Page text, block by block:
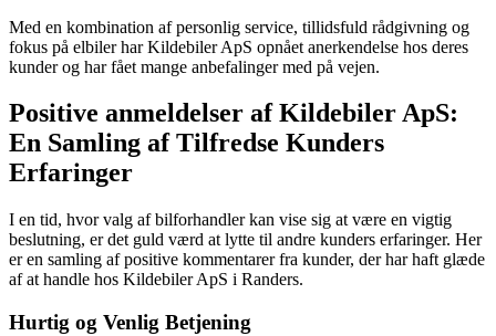
Med en kombination af personlig service, tillidsfuld rådgivning og
fokus på elbiler har Kildebiler ApS opnået anerkendelse hos deres
kunder og har fået mange anbefalinger med på vejen.
Positive anmeldelser af Kildebiler ApS:
En Samling af Tilfredse Kunders
Erfaringer
I en tid, hvor valg af bilforhandler kan vise sig at være en vigtig
beslutning, er det guld værd at lytte til andre kunders erfaringer. Her
er en samling af positive kommentarer fra kunder, der har haft glæde
af at handle hos Kildebiler ApS i Randers.
Hurtig og Venlig Betjening